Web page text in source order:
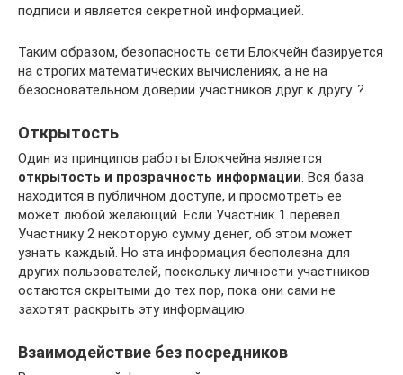
подписи и является секретной информацией.
Таким образом, безопасность сети Блокчейн базируется
на строгих математических вычислениях, а не на
безосновательном доверии участников друг к другу. ?
Открытость
Один из принципов работы Блокчейна является
открытость и прозрачность информации. Вся база
находится в публичном доступе, и просмотреть ее
может любой желающий. Если Участник 1 перевел
Участнику 2 некоторую сумму денег, об этом может
узнать каждый. Но эта информация бесполезна для
других пользователей, поскольку личности участников
остаются скрытыми до тех пор, пока они сами не
захотят раскрыть эту информацию.
Взаимодействие без посредников